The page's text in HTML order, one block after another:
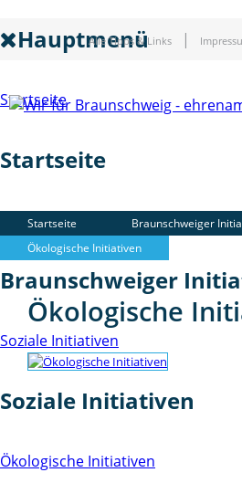
Alle Tipps & Links
Hauptmenü
Startseite
Startseite
Braunschweiger Initiativen
Braunschweiger
Soziale Initiativen
Soziale Initiativen
Ökologische Initiativen
Startseite
Braunschweiger
Ökologische Initiativen
Ökologische